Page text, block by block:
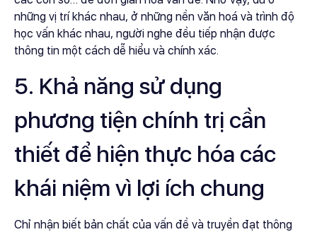
những vị trí khác nhau, ở những nền văn hoá và trình độ
học vấn khác nhau, người nghe đều tiếp nhận được
thông tin một cách dễ hiểu và chính xác.
5. Khả năng sử dụng
phương tiện chính trị cần
thiết để hiện thực hóa các
khái niệm vì lợi ích chung
Chỉ nhận biết bản chất của vấn đề và truyền đạt thông